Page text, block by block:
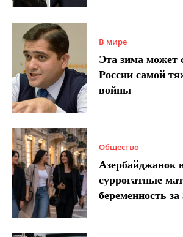
В мире
Эта зима может
России самой
войны
Общество
Азербайджанок
суррогатные
беременность